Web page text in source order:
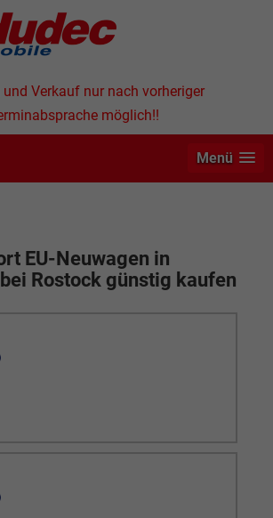
und Verkauf nur nach vorheriger
möglich!!
Menü
EU-Neuwagen in
Rostock günstig kaufen